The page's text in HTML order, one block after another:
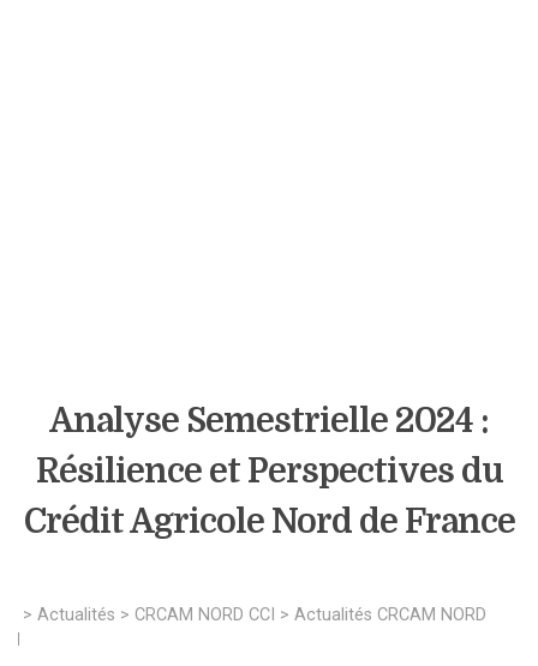
Analyse Semestrielle 2024 :
Résilience et Perspectives du
Crédit Agricole Nord de France
> Actualités > CRCAM NORD CCI > Actualités CRCAM NORD